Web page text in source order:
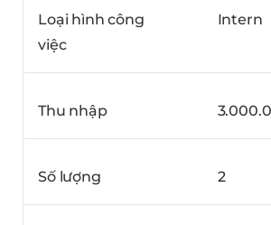
Loại hình công
việc
Intern
Thu nhập
Số lượng 2